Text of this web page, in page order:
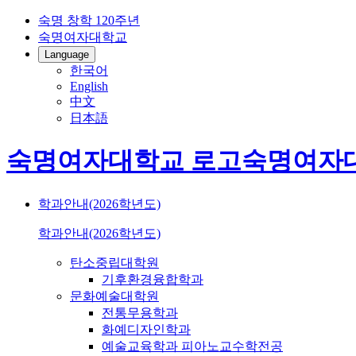
숙명 창학 120주년
숙명여자대학교
Language
한국어
English
中文
日本語
숙명여자대학교 로고숙명여자
학과안내(2026학년도)
학과안내(2026학년도)
탄소중립대학원
기후환경융합학과
문화예술대학원
전통무용학과
화예디자인학과
예술교육학과 피아노교수학전공